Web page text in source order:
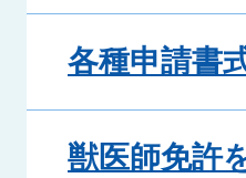
各種申請書
獣医師免許